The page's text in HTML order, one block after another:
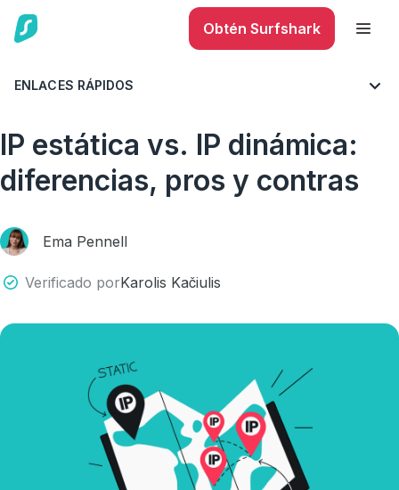
Obtén Surfshark
ENLACES RÁPIDOS
BLOG TODO SOBRE VPN
IP estática vs. IP dinámica:
diferencias, pros y contras
Ema Pennell
Verificado porKarolis Kačiulis